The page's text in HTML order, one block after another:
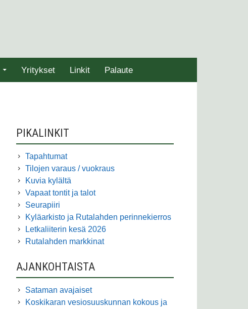
Yritykset Linkit Palaute
SIVUPALKKI
PIKALINKIT
Tapahtumat
Tilojen varaus / vuokraus
Kuvia kylältä
Vapaat tontit ja talot
Seurapiiri
Kyläarkisto ja Rutalahden perinnekierros
Letkaliiterin kesä 2026
Rutalahden markkinat
AJANKOHTAISTA
Sataman avajaiset
Koskikaran vesiosuuskunnan kokous ja